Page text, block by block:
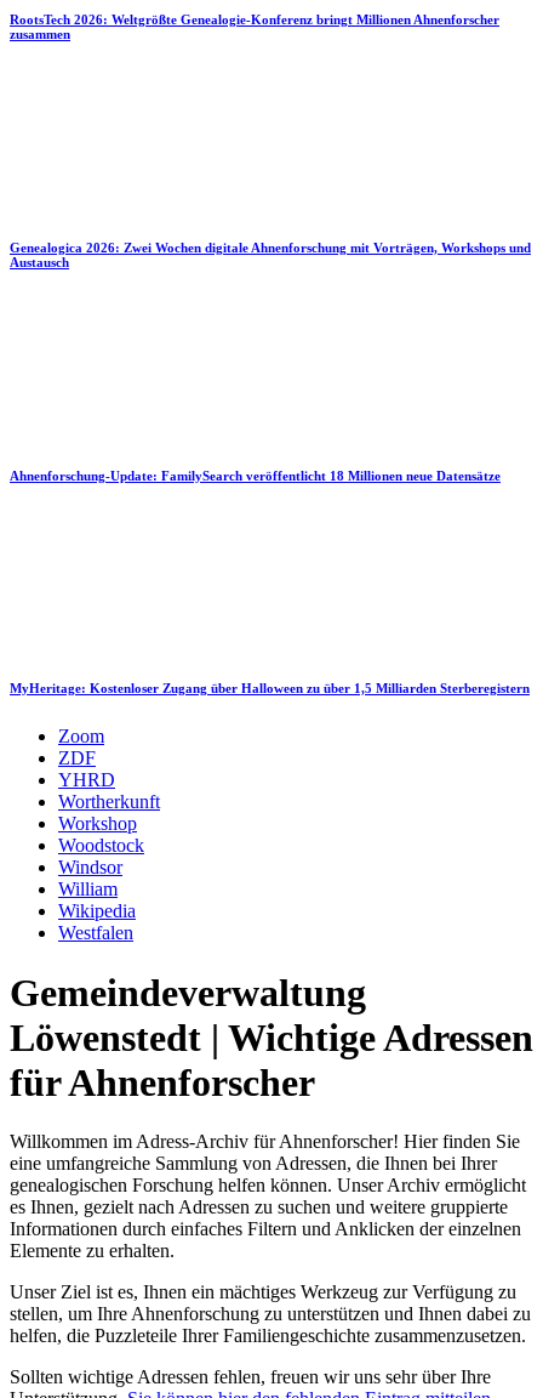
RootsTech 2026: Weltgrößte Genealogie-Konferenz bringt Millionen Ahnenforscher
zusammen
Genealogica 2026: Zwei Wochen digitale Ahnenforschung mit Vorträgen, Workshops und
Austausch
Ahnenforschung-Update: FamilySearch veröffentlicht 18 Millionen neue Datensätze
MyHeritage: Kostenloser Zugang über Halloween zu über 1,5 Milliarden Sterberegistern
Zoom
ZDF
YHRD
Wortherkunft
Workshop
Woodstock
Windsor
William
Wikipedia
Westfalen
Gemeindeverwaltung
Löwenstedt | Wichtige Adressen
für Ahnenforscher
Willkommen im Adress-Archiv für Ahnenforscher! Hier finden Sie
eine umfangreiche Sammlung von Adressen, die Ihnen bei Ihrer
genealogischen Forschung helfen können. Unser Archiv ermöglicht
es Ihnen, gezielt nach Adressen zu suchen und weitere gruppierte
Informationen durch einfaches Filtern und Anklicken der einzelnen
Elemente zu erhalten.
Unser Ziel ist es, Ihnen ein mächtiges Werkzeug zur Verfügung zu
stellen, um Ihre Ahnenforschung zu unterstützen und Ihnen dabei zu
helfen, die Puzzleteile Ihrer Familiengeschichte zusammenzusetzen.
Sollten wichtige Adressen fehlen, freuen wir uns sehr über Ihre